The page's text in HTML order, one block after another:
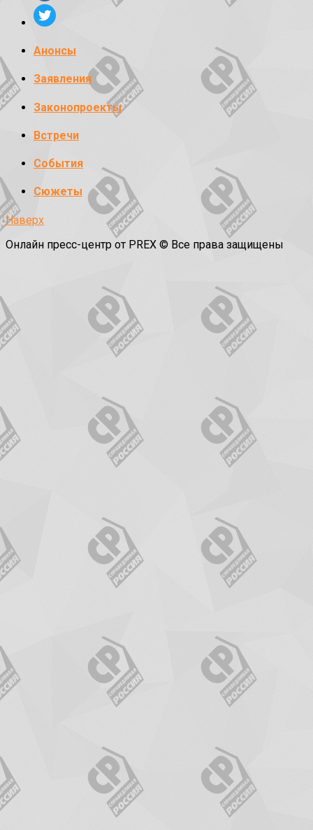
Анонсы
Заявления
Законопроекты
Встречи
События
Сюжеты
Наверх
Онлайн пресс-центр от PREX © Все права защищены